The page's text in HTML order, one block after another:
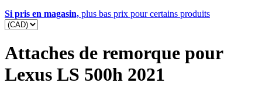
Si pris en magasin, plus bas prix pour certains produits
Attaches de remorque pour
Lexus LS 500h 2021